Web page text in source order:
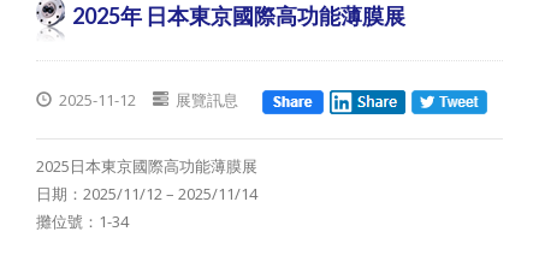
2025年 日本東京國際高功能薄膜展
2025-11-12 展覽訊息
2025日本東京國際高功能薄膜展
日期：2025/11/12 – 2025/11/14
攤位號： 1-34